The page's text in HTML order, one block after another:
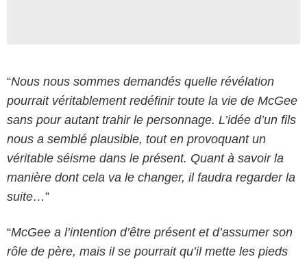
“Nous nous sommes demandés quelle révélation
pourrait véritablement redéfinir toute la vie de McGee
sans pour autant trahir le personnage. L’idée d’un fils
nous a semblé plausible, tout en provoquant un
véritable séisme dans le présent. Quant à savoir la
manière dont cela va le changer, il faudra regarder la
suite…”
“McGee a l’intention d’être présent et d’assumer son
rôle de père, mais il se pourrait qu’il mette les pieds